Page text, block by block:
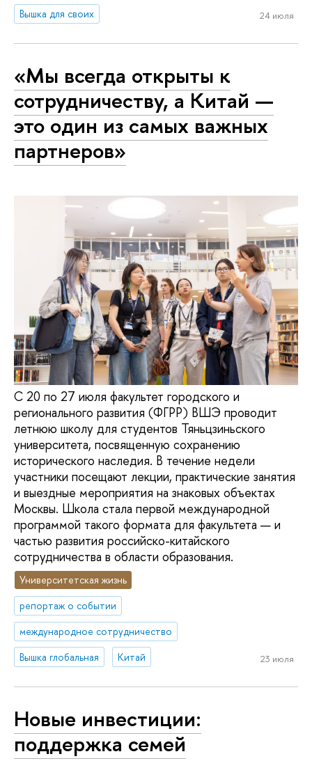
Вышка для своих 24 июля
«Мы всегда открыты к
сотрудничеству, а Китай —
это один из самых важных
партнеров»
С 20 по 27 июля факультет городского и
регионального развития (ФГРР) ВШЭ проводит
летнюю школу для студентов Тяньцзиньского
университета, посвященную сохранению
исторического наследия. В течение недели
участники посещают лекции, практические занятия
и выездные мероприятия на знаковых объектах
Москвы. Школа стала первой международной
программой такого формата для факультета — и
частью развития российско-китайского
сотрудничества в области образования.
Университетская жизнь
репортаж о событии
международное сотрудничество
Вышка глобальная
Китай 23 июля
Новые инвестиции:
поддержка семей